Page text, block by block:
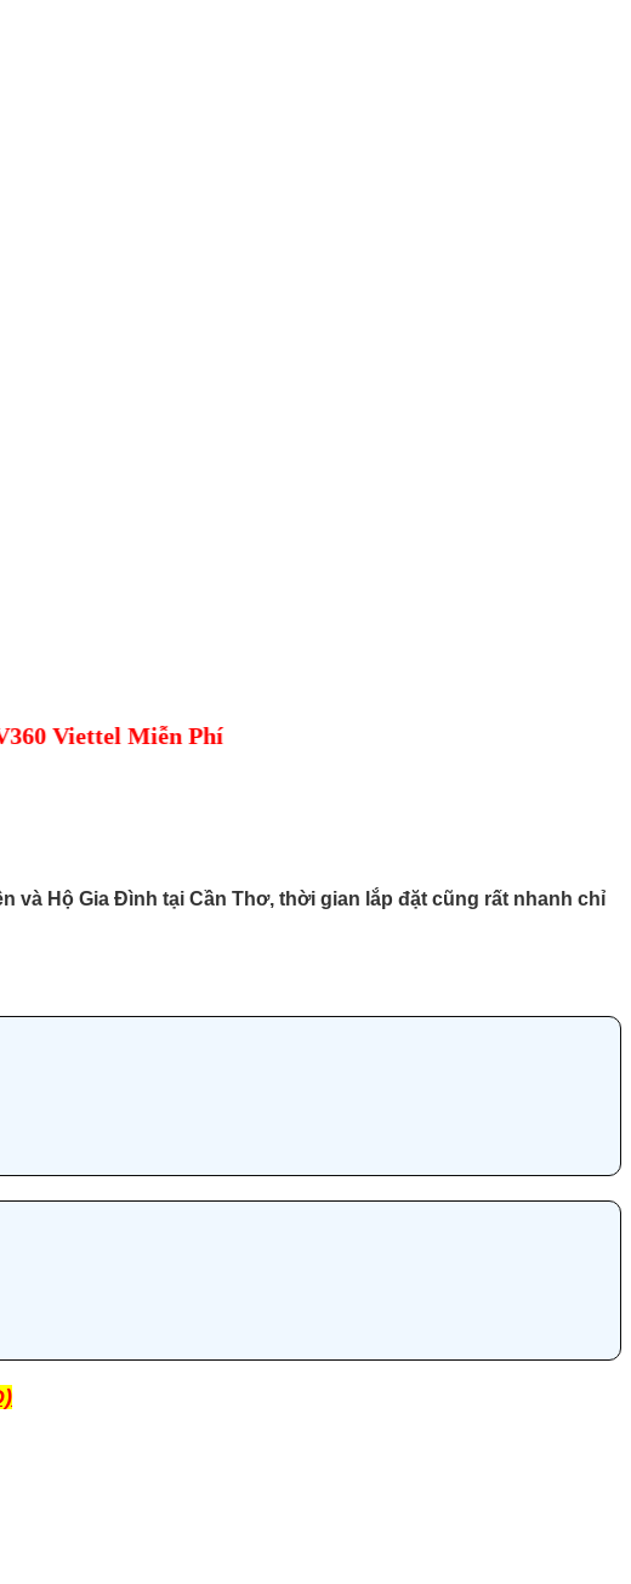
Miễn Phí
và Hộ Gia Đình tại Cần Thơ, thời gian lắp đặt cũng rất nhanh chỉ